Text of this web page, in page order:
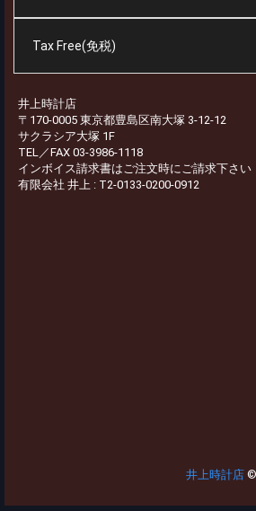
Tax Free(免税)
井上時計店
〒170-0005 東京都豊島区南大塚 3-12-12
サクラシア大塚 1F
TEL／FAX 03-3986-1118
インボイス請求書はご注文時にご請求下さい
有限会社 井上 : T2-0133-0200-0912
井上時計店